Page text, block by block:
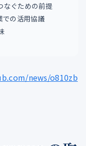
なぐための前提
での活用協議
news/o810zb